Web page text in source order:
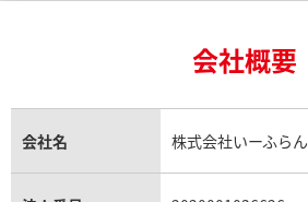
24金買取
金貨買取
貴金属買取
銀・シルバー買取
エメラルド買取
トパーズ買取
タンザナイト買取
ロレックス サブマリーナー買取
ロレックス エクスプローラー買取
ロレックス デイトジャスト買取
パテック フィリップノーチラス買取
シャネル マトラッセ買取
ヴァンクリーフ＆アーペル買取
ショーメ買取
会社概要
会社名 株式会社いーふらん